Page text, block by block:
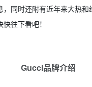
同时还附有近年来大热和
往下看吧！
Gucci品牌介绍